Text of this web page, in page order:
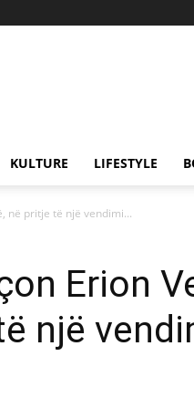
KULTURE LIFESTYLE
në pritje të një vendimi...
Erion
një